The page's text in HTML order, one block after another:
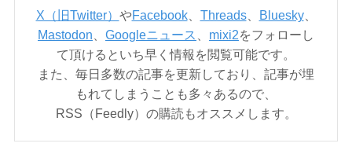
X（旧Twitter） やFacebook、 Threads、 Bluesky、
Mastodon
Googleニュース mixi2をフォローし
て頂けるといち早く情報を閲覧可能です。
また、毎日多数の記事を更新しており、記事が埋
もれてしまうことも多々あるので、
RSS（Feedly）の購読もオススメします。